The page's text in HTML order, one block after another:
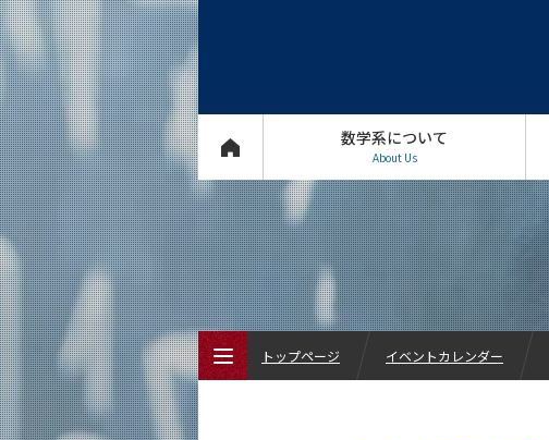
数学系について
About Us
トップページ イベントカレンダー